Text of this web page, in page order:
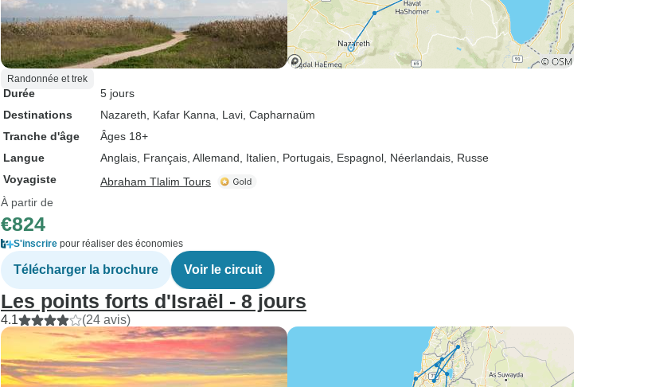
Randonnée et trek
Durée
5 jours
Destinations
Nazareth , Kafar Kanna , Lavi , Capharnaüm
Tranche d'âge
Âges 18+
Langue
Anglais, Français, Allemand, Italien, Portugais, Espagnol, Néerlandais, Russe
Voyagiste
Abraham Tlalim Tours
À partir de
€824
S'inscrire pour réaliser des économies
Télécharger la brochure Voir le circuit
Les points forts d'Israël - 8 jours
4.1 (24 avis)